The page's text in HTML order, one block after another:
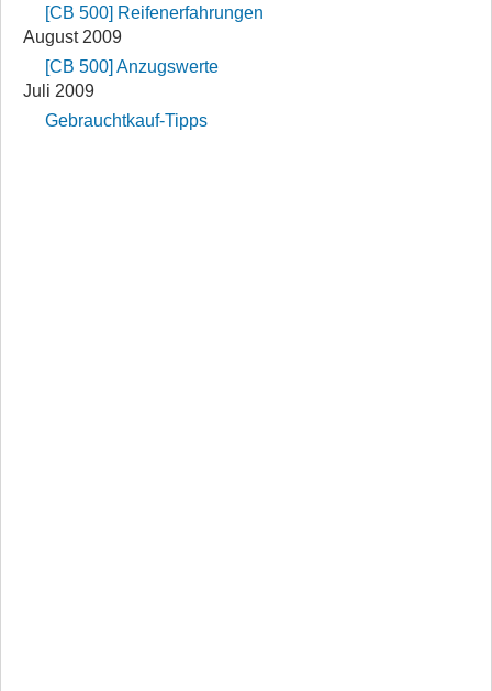
[CB 500] Reifenerfahrungen
August 2009
[CB 500] Anzugswerte
Juli 2009
Gebrauchtkauf-Tipps